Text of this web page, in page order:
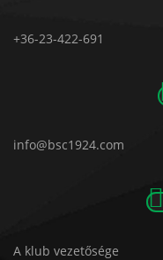
+36-23-422-691
info@bsc1924.com
A klub vezetősége